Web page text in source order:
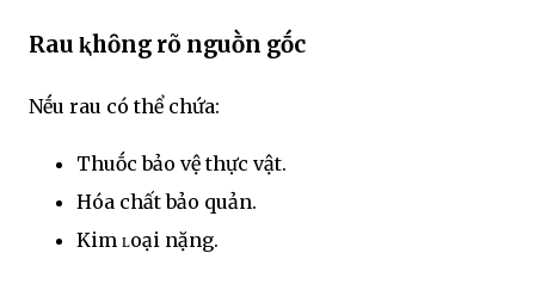
Rau ⱪhȏng rõ nguṑn gṓc
Nḗu rau có thể chứa:
Thuṓc bảo vệ thực vật.
Hóa chất bảo quản.
Kim ʟoại nặng.